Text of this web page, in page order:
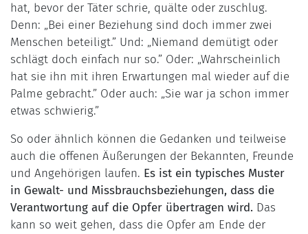
hat, bevor der Täter schrie, quälte oder zuschlug.
Denn: „Bei einer Beziehung sind doch immer zwei
Menschen beteiligt.” Und: „Niemand demütigt oder
schlägt doch einfach nur so.” Oder: „Wahrscheinlich
hat sie ihn mit ihren Erwartungen mal wieder auf die
Palme gebracht.” Oder auch: „Sie war ja schon immer
etwas schwierig.”
So oder ähnlich können die Gedanken und teilweise
auch die offenen Äußerungen der Bekannten, Freunde
und Angehörigen laufen. Es ist ein typisches Muster
in Gewalt- und Missbrauchsbeziehungen, dass die
Verantwortung auf die Opfer übertragen wird. Das
kann so weit gehen, dass die Opfer am Ende der